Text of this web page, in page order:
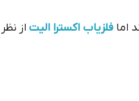
اما فلزیاب اکسترا الیت از